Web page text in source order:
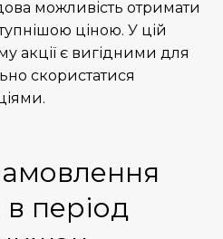
можливість отримати
ціною. У цій
акції є вигідними для
скористатися
в період